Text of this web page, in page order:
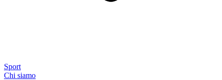
Sport
Chi siamo